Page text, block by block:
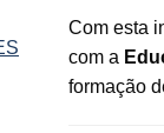
Com esta
com a
formação